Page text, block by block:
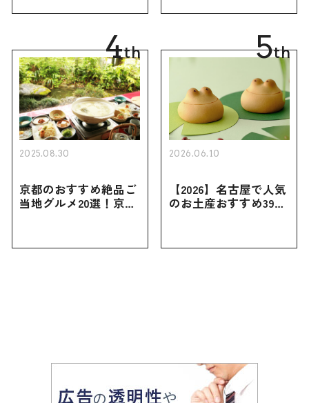
買えない限定品、女性
き用、女性向けまで幅
4th
2025.08.30
京都のおすすめ絶品ご
当地グルメ20選！京都
5th
2026.06.10
【2026】名古屋で人気
のお土産おすすめ39選
お土産・ばらまき用ま